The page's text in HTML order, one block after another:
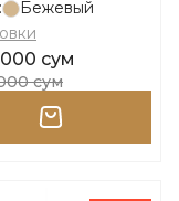
Бежевый
сум
сум